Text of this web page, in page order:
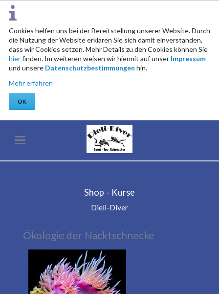
Cookies helfen uns bei der Bereitstellung unserer Website. Durch
die Nutzung der Website erklären Sie sich damit einverstanden,
dass wir Cookies setzen. Mehr Details zu den Cookies können Sie
hierfinden. Im weiteren weisen wir hiermit auf unser Impressum
und unsere Datenschutzbestimmungen hin.
Mehr erfahren
OK
Shop - Kurse
Dieli-Diver
Ökologie der Nacktschnecke